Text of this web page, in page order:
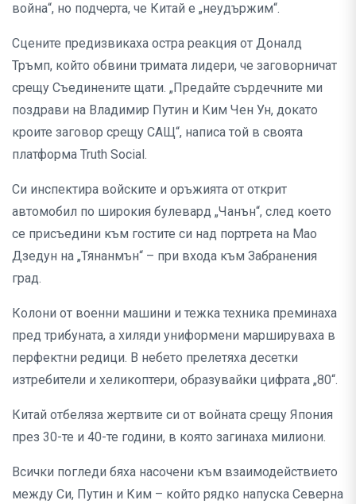
война“, но подчерта, че Китай е „неудържим“.
Сцените предизвикаха остра реакция от Доналд
Тръмп, който обвини тримата лидери, че заговорничат
срещу Съединените щати. „Предайте сърдечните ми
поздрави на Владимир Путин и Ким Чен Ун, докато
кроите заговор срещу САЩ“, написа той в своята
платформа Truth Social.
Си инспектира войските и оръжията от открит
автомобил по широкия булевард „Чанън“, след което
се присъедини към гостите си над портрета на Мао
Дзедун на „Тянанмън“ – при входа към Забранения
град.
Колони от военни машини и тежка техника преминаха
пред трибуната, а хиляди униформени маршируваха в
перфектни редици. В небето прелетяха десетки
изтребители и хеликоптери, образувайки цифрата „80“.
Китай отбеляза жертвите си от войната срещу Япония
през 30-те и 40-те години, в която загинаха милиони.
Всички погледи бяха насочени към взаимодействието
между Си, Путин и Ким – който рядко напуска Северна